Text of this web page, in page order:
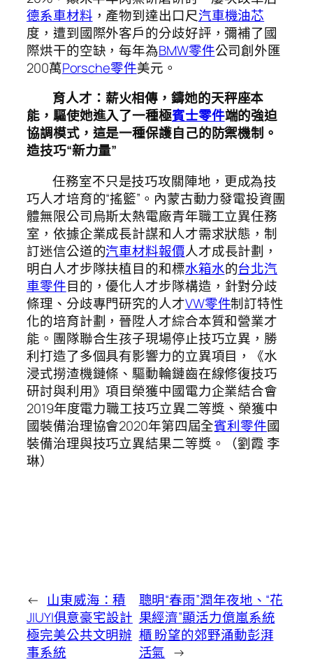
德系車材料 ，產物到達出口尺汽車機油芯
度，遭到國際外客戶的分歧好評，彌補了國
際烘干的空缺，每年為BMW零件公司創外匯
200萬Porsche零件美元。
育人才：薪火相傳，鑄她的天秤座本
能，驅使她進入了一種極賓士零件端的強迫
協調模式，這是一種保護自己的防禦機制。
造技巧“新力量”
任務室不只是技巧攻關陣地，更成為技
巧人才培育的“搖籃”。內蒙古動力發電投資團
體無限公司烏斯太熱電廠青年職工立異任務
室，依據企業成長計謀和人才需求狀態，制
訂迷信公道的汽車材料報價人才成長計劃，
明白人才步隊扶植目的和標水箱水的台北汽
車零件目的，優化人才步隊構造，針對分歧
條理、分歧專門研究的人才VW零件制訂特性
化的培育計劃，晉陞人才綜合本質和營業才
能。團隊聯合生孩子現場停止技巧立異，勝
利打造了多個具有影響力的立異項目，《水
浸式撈渣機鏈條、驅動輪鏈齒在線修復技巧
研討與利用》項目榮獲中國電力企業結合會
2019年度電力職工技巧立異二等獎、榮獲中
國裝備治理協會2020年第四屆全賓利零件國
裝備治理與技巧立異結果二等獎。（劉霞 李
琳）
← 山東威海：積
JIUYI俱意豪宅設計
極完美公共文明辦
事系統
聰明“春雨”潤年夜地、“花
果經濟”顯活力億嵐系統
櫃 盼望的郊野涌動彭湃
活氣 →